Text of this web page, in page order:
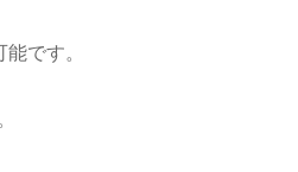
です。